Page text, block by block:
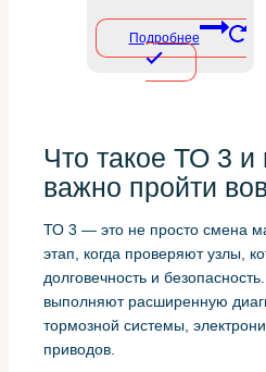
Подробнее
Что такое ТО 3 и
важно пройти
ТО 3 — это не просто смена
этап, когда проверяют узлы,
долговечность и
выполняют расширенную
тормозной системы,
приводов.